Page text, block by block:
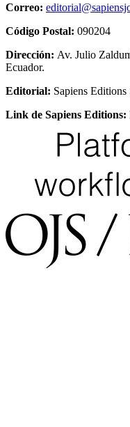
Correo:
Código Postal: 090204
Dirección: Av. Julio
Ecuador.
Editorial: Sapiens
Link de Sapiens Editions: